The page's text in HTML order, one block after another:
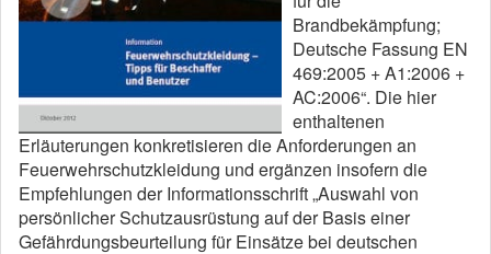
Brandbekämpfung;
Deutsche Fassung EN
469:2005 + A1:2006 +
AC:2006“. Die hier
enthaltenen
Erläuterungen konkretisieren die Anforderungen an
Feuerwehrschutzkleidung und ergänzen insofern die
Empfehlungen der Informationsschrift „Auswahl von
persönlicher Schutzausrüstung auf der Basis einer
Gefährdungsbeurteilung für Einsätze bei deutschen